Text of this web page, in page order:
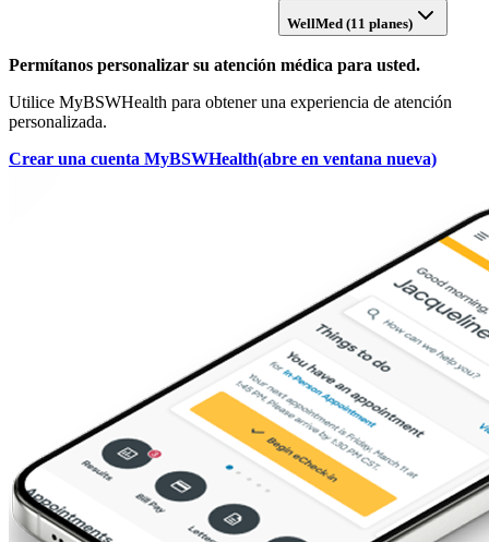
WellMed (11 planes)
Permítanos personalizar su atención médica para usted.
Utilice MyBSWHealth para obtener una experiencia de atención
personalizada.
Crear una cuenta MyBSWHealth(abre en ventana nueva)